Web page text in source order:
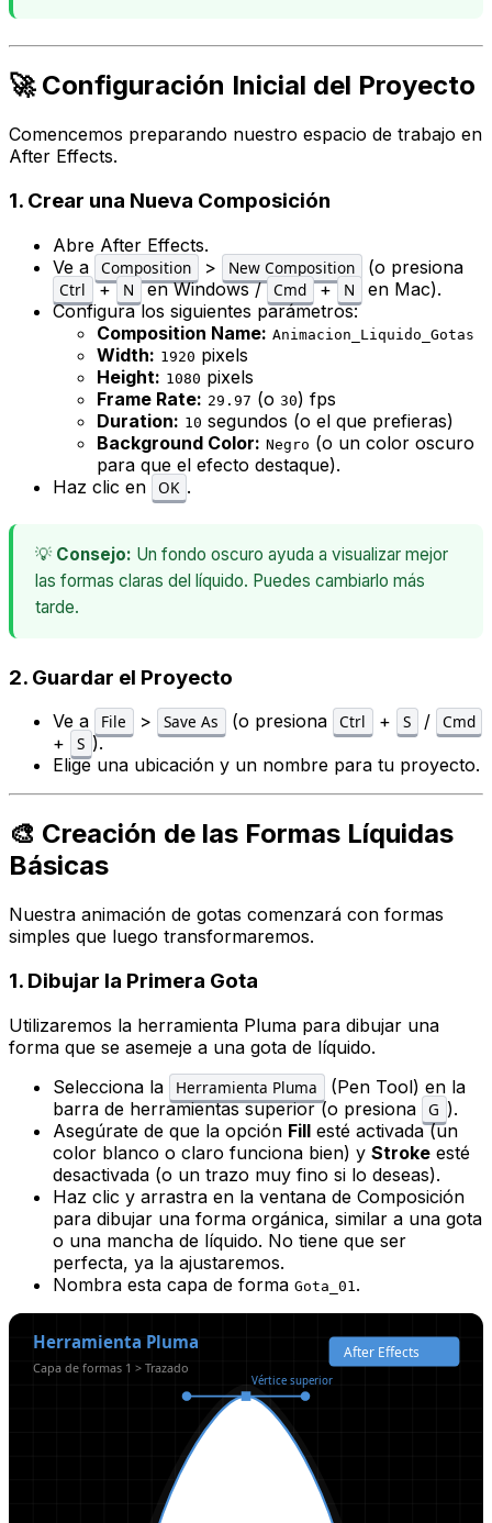
🚀 Configuración Inicial del Proyecto
Comencemos preparando nuestro espacio de trabajo en
After Effects.
1. Crear una Nueva Composición
Abre After Effects.
Ve a
Composition > New Composition (o presiona
Ctrl + N en Windows / Cmd + N
en Mac).
Configura los siguientes parámetros:
Composition Name: Animacion_Liquido_Gotas
Width: 1920 pixels
Height: 1080 pixels
Frame Rate: 29.97 (o 30) fps
Duration: 10 segundos (o el que prefieras)
Background Color: Negro (o un color oscuro
para que el efecto destaque).
Haz clic en
OK .
💡 Consejo: Un fondo oscuro ayuda a visualizar mejor
las formas claras del líquido. Puedes cambiarlo más
tarde.
2. Guardar el Proyecto
Ve a File > Save As (o presiona Ctrl + S / Cmd
+ S ).
Elige una ubicación y un nombre para tu proyecto.
🎨 Creación de las Formas Líquidas
Básicas
Nuestra animación de gotas comenzará con formas
simples que luego transformaremos.
1. Dibujar la Primera Gota
Utilizaremos la herramienta Pluma para dibujar una
forma que se asemeje a una gota de líquido.
Selecciona la
Herramienta Pluma
(Pen Tool) en la
barra de herramientas superior (o presiona
G ).
Asegúrate de que la opción Fill esté activada (un
color blanco o claro funciona bien) y Stroke esté
desactivada (o un trazo muy fino si lo deseas).
Haz clic y arrastra en la ventana de Composición
para dibujar una forma orgánica, similar a una gota
o una mancha de líquido. No tiene que ser
perfecta, ya la ajustaremos.
Nombra esta capa de forma Gota_01 .
Herramienta Pluma
Capa de formas 1 > Trazado
After Effects
Vértice superior